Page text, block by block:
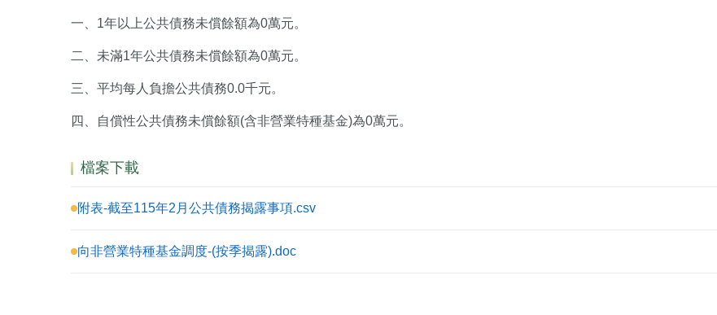
一、1年以上公共債務未償餘額為0萬元。
二、未滿1年公共債務未償餘額為0萬元。
三、平均每人負擔公共債務0.0千元。
四、自償性公共債務未償餘額(含非營業特種基金)為0萬元。
檔案下載
附表-截至115年2月公共債務揭露事項.csv
向非營業特種基金調度-(按季揭露).doc